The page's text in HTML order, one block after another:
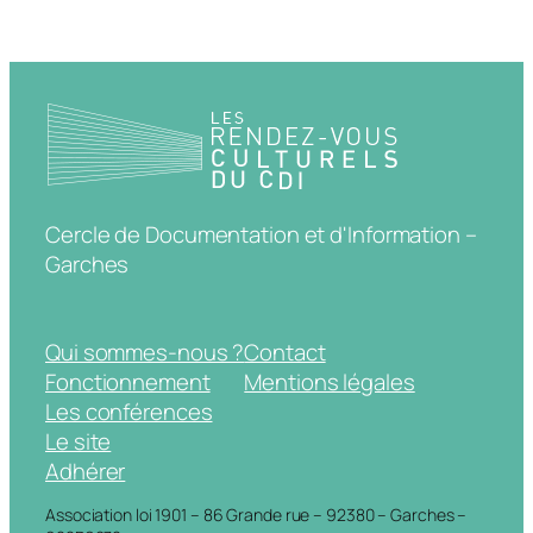
Cercle de Documentation et d'Information –
Garches
Qui sommes-nous ?
Fonctionnement
Les conférences
Le site
Adhérer
Contact
Mentions légales
Association loi 1901 – 86 Grande rue – 92380 – Garches –